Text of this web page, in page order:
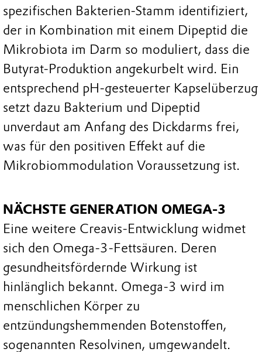
spezifischen Bakterien-Stamm identifiziert,
der in Kombination mit einem Dipeptid die
Mikrobiota im Darm so moduliert, dass die
Butyrat-Produktion angekurbelt wird. Ein
entsprechend pH-gesteuerter Kapselüberzug
setzt dazu Bakterium und Dipeptid
unverdaut am Anfang des Dickdarms frei,
was für den positiven Effekt auf die
Mikrobiommodulation Voraussetzung ist.
NÄCHSTE GENERATION OMEGA-3
Eine weitere Creavis-Entwicklung widmet
sich den Omega-3-Fettsäuren. Deren
gesundheitsfördernde Wirkung ist
hinlänglich bekannt. Omega-3 wird im
menschlichen Körper zu
entzündungshemmenden Botenstoffen,
sogenannten Resolvinen, umgewandelt.